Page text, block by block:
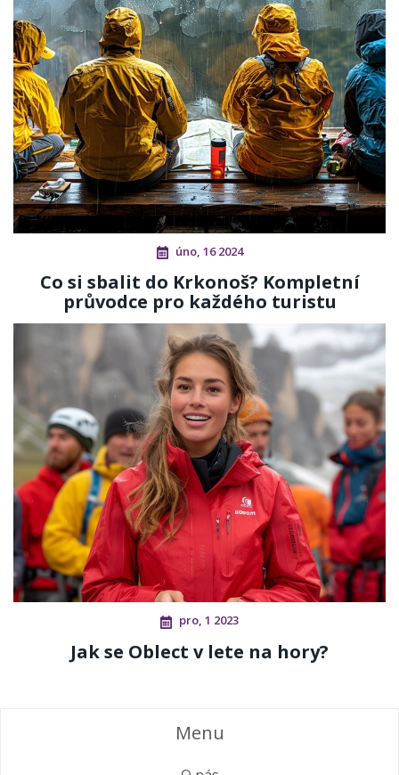
úno, 16 2024
Co si sbalit do Krkonoš? Kompletní
průvodce pro každého turistu
pro, 1 2023
Jak se Oblect v lete na hory?
Menu